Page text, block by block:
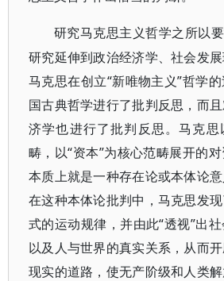
研究马克思主义哲学之所以要
研究延伸到政治经济学、社会发
马克思在创立“新唯物主义”哲学
国古典哲学进行了批判反思，而
济学也进行了批判反思。马克思
畴，以“资本”为核心范畴展开的
本质上就是一种存在论或本体论
在这种本体论批判中，马克思发
式的运动规律，并由此“透视”出
以及人与世界的真实关系，从而
现实的道路，使无产阶级和人类